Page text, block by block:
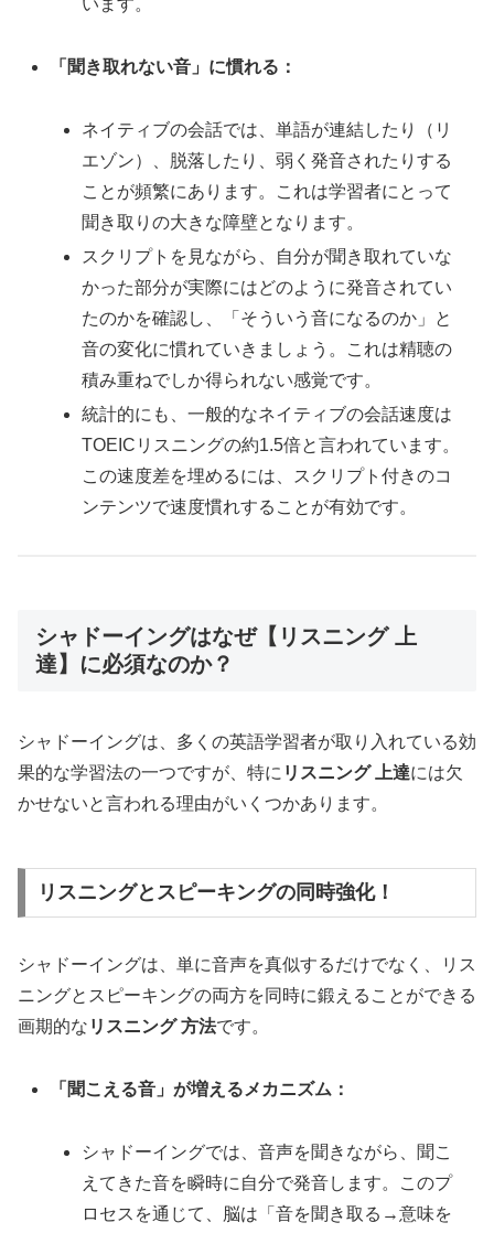
います。
「聞き取れない音」に慣れる：
ネイティブの会話では、単語が連結したり（リ
エゾン）、脱落したり、弱く発音されたりする
ことが頻繁にあります。これは学習者にとって
聞き取りの大きな障壁となります。
スクリプトを見ながら、自分が聞き取れていな
かった部分が実際にはどのように発音されてい
たのかを確認し、「そういう音になるのか」と
音の変化に慣れていきましょう。これは精聴の
積み重ねでしか得られない感覚です。
統計的にも、一般的なネイティブの会話速度は
TOEICリスニングの約1.5倍と言われています。
この速度差を埋めるには、スクリプト付きのコ
ンテンツで速度慣れすることが有効です。
シャドーイングはなぜ【リスニング 上
達】に必須なのか？
シャドーイングは、多くの英語学習者が取り入れている効
果的な学習法の一つですが、特に リスニング 上達には欠
かせないと言われる理由がいくつかあります。
リスニングとスピーキングの同時強化！
シャドーイングは、単に音声を真似するだけでなく、リス
ニングとスピーキングの両方を同時に鍛えることができる
画期的な リスニング 方法です。
「聞こえる音」が増えるメカニズム：
シャドーイングでは、音声を聞きながら、聞こ
えてきた音を瞬時に自分で発音します。このプ
ロセスを通じて、脳は「音を聞き取る→意味を